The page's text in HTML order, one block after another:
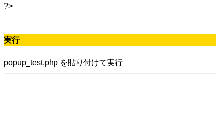
?>
実行
popup_test.php を貼り付けて実行